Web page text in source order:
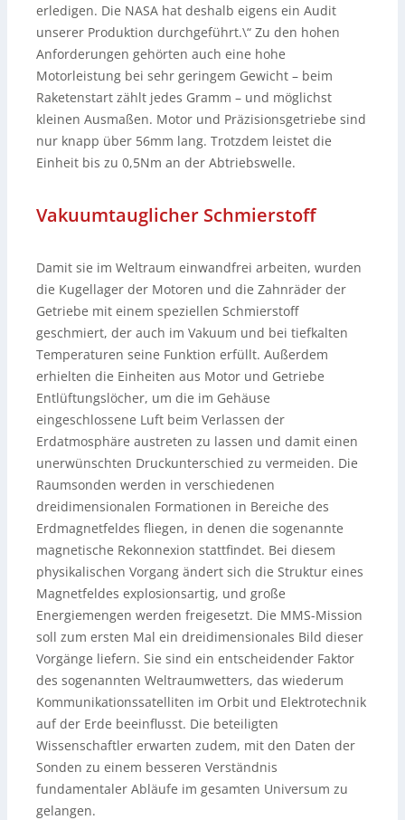
erledigen. Die NASA hat deshalb eigens ein Audit
unserer Produktion durchgeführt.\“ Zu den hohen
Anforderungen gehörten auch eine hohe
Motorleistung bei sehr geringem Gewicht – beim
Raketenstart zählt jedes Gramm – und möglichst
kleinen Ausmaßen. Motor und Präzisionsgetriebe sind
nur knapp über 56mm lang. Trotzdem leistet die
Einheit bis zu 0,5Nm an der Abtriebswelle.
Vakuumtauglicher Schmierstoff
Damit sie im Weltraum einwandfrei arbeiten, wurden
die Kugellager der Motoren und die Zahnräder der
Getriebe mit einem speziellen Schmierstoff
geschmiert, der auch im Vakuum und bei tiefkalten
Temperaturen seine Funktion erfüllt. Außerdem
erhielten die Einheiten aus Motor und Getriebe
Entlüftungslöcher, um die im Gehäuse
eingeschlossene Luft beim Verlassen der
Erdatmosphäre austreten zu lassen und damit einen
unerwünschten Druckunterschied zu vermeiden. Die
Raumsonden werden in verschiedenen
dreidimensionalen Formationen in Bereiche des
Erdmagnetfeldes fliegen, in denen die sogenannte
magnetische Rekonnexion stattfindet. Bei diesem
physikalischen Vorgang ändert sich die Struktur eines
Magnetfeldes explosionsartig, und große
Energiemengen werden freigesetzt. Die MMS-Mission
soll zum ersten Mal ein dreidimensionales Bild dieser
Vorgänge liefern. Sie sind ein entscheidender Faktor
des sogenannten Weltraumwetters, das wiederum
Kommunikationssatelliten im Orbit und Elektrotechnik
auf der Erde beeinflusst. Die beteiligten
Wissenschaftler erwarten zudem, mit den Daten der
Sonden zu einem besseren Verständnis
fundamentaler Abläufe im gesamten Universum zu
gelangen.